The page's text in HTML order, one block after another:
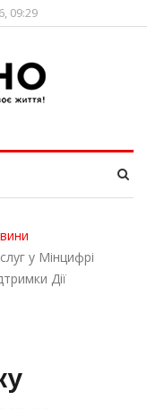
09:29
у Мінцифрі
Дії